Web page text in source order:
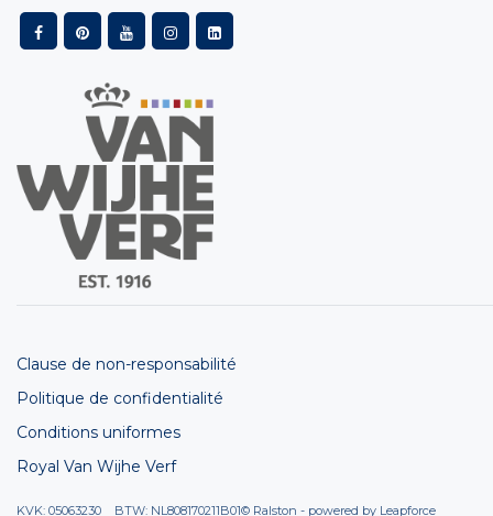
Clause de non-responsabilité
Politique de confidentialité
Conditions uniformes
Royal Van Wijhe Verf
KVK: 05063230 BTW: NL808170211B01© Ralston - powered by Leapforce